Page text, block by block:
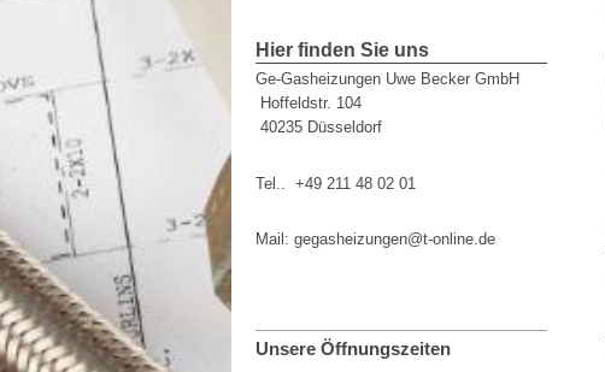
Hier finden Sie uns
Ge-Gasheizungen Uwe Becker GmbH
Hoffeldstr. 104
40235 Düsseldorf
Tel.. +49 211 48 02 01
Mail: gegasheizungen@t-online.de
Unsere Öffnungszeiten